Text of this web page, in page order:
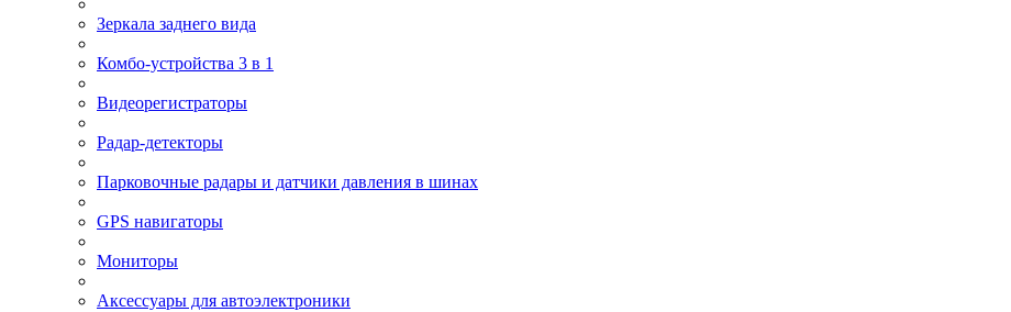
Зеркала заднего вида
Комбо-устройства 3 в 1
Видеорегистраторы
Радар-детекторы
Парковочные радары и датчики давления в шинах
GPS навигаторы
Мониторы
Аксессуары для автоэлектроники